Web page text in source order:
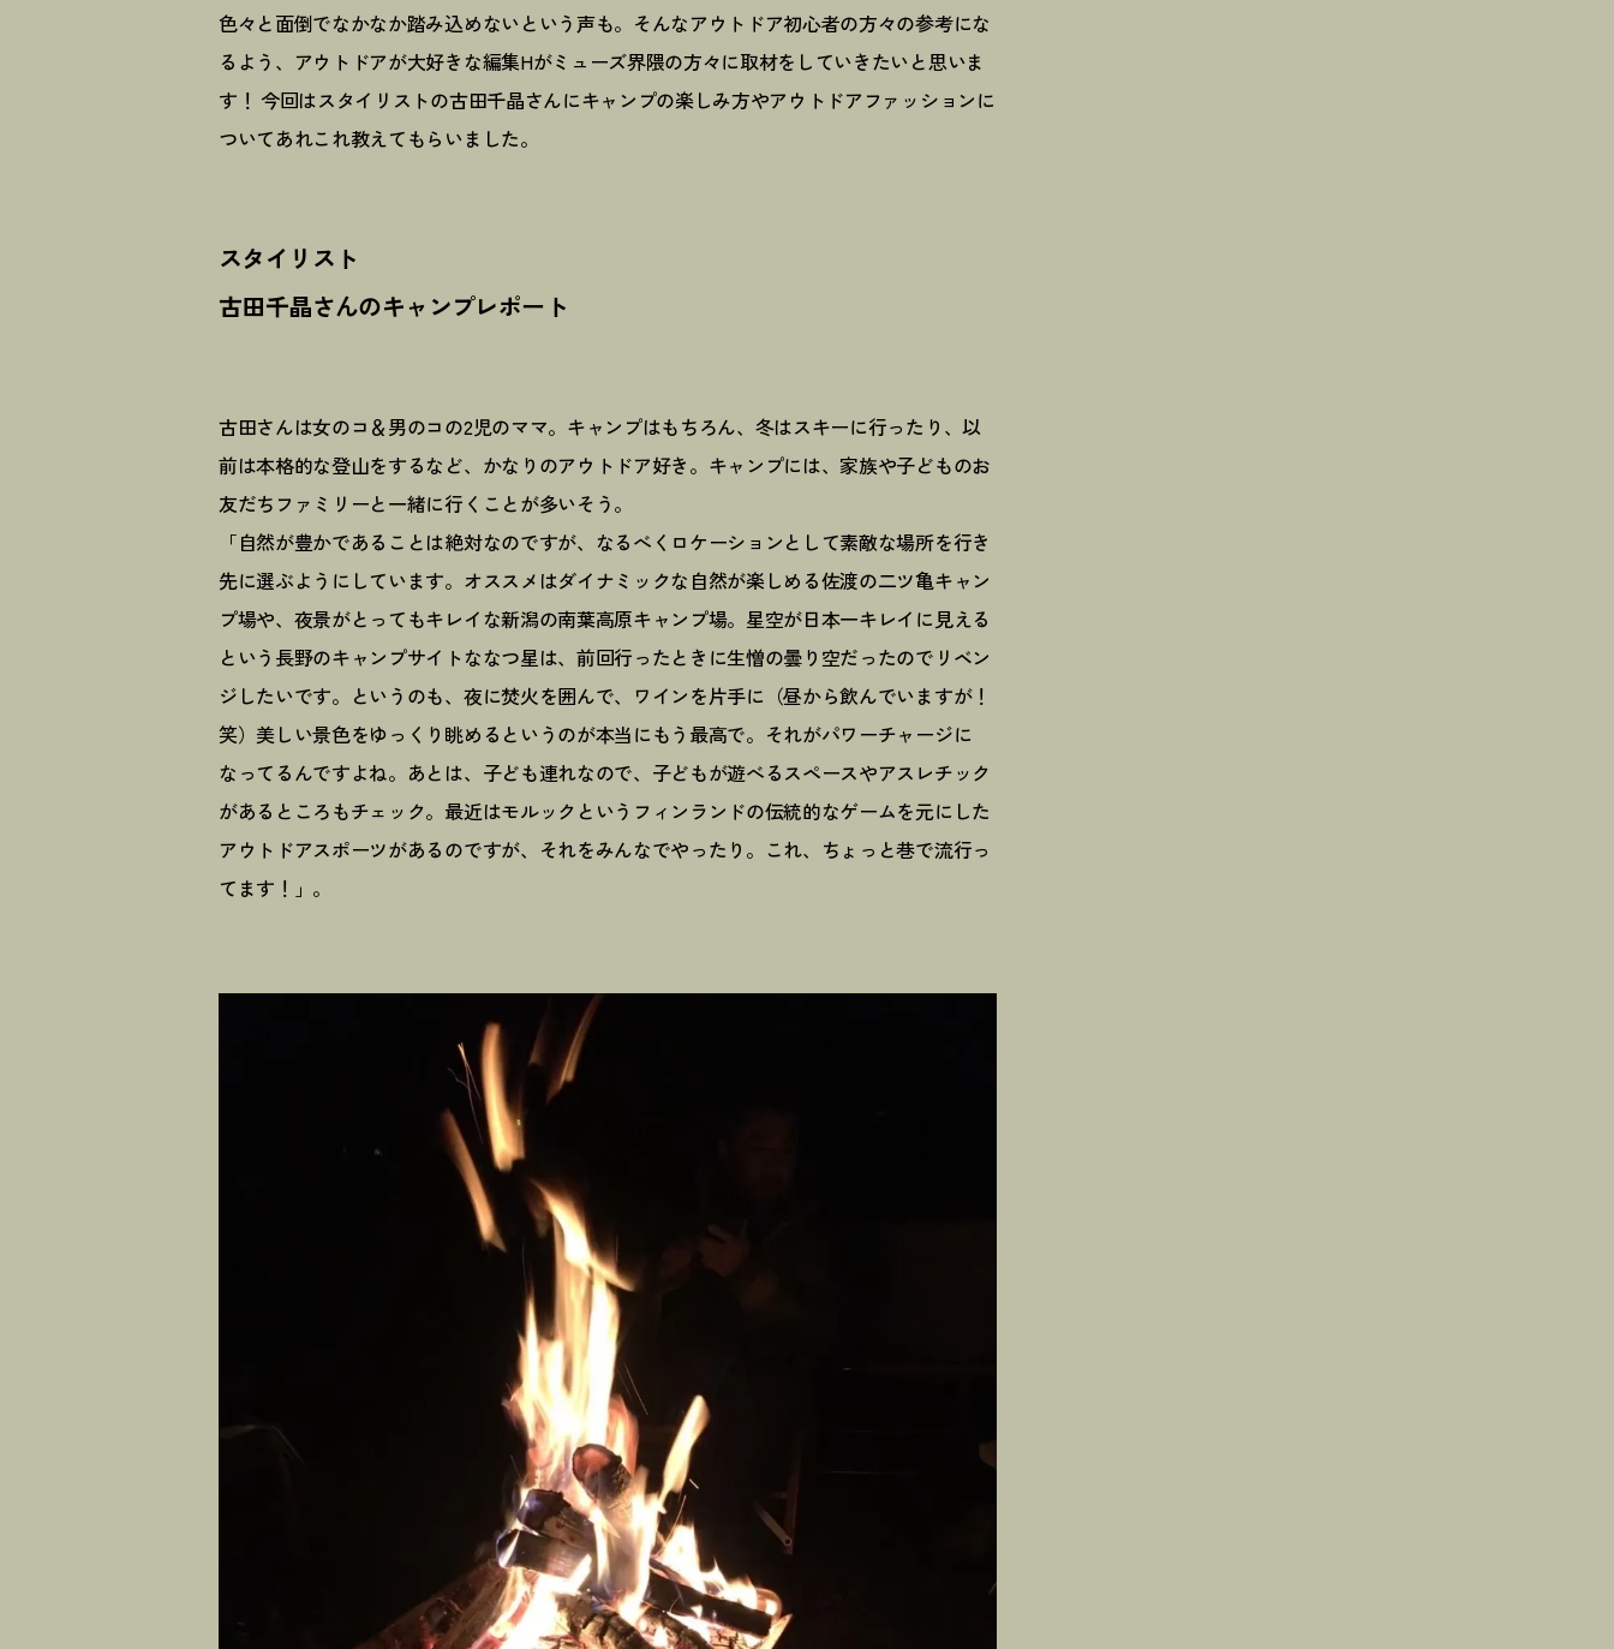
色々と面倒でなかなか踏み込めないという声も。そんなアウトドア初心者の方々の参考にな
るよう、アウトドアが大好きな編集Hがミューズ界隈の方々に取材をしていきたいと思いま
す ！ 今回はスタイリストの古田千晶さんにキャンプの楽しみ方やアウトドアファッションに
ついてあれこれ教えてもらいました。
スタイリスト
古田千晶さんのキャンプレポート
古田さんは女のコ＆男のコの2児のママ。キャンプはもちろん、冬はスキーに行ったり、以
前は本格的な登山をするなど、かなりのアウトドア好き。キャンプには、家族や子どものお
友だちファミリーと一緒に行くことが多いそう。
「自然が豊かであることは絶対なのですが、なるべくロケーションとして素敵な場所を行き
先に選ぶようにしています。オススメはダイナミックな自然が楽しめる佐渡の二ツ亀キャン
プ場や、夜景がとってもキレイな新潟の南葉高原キャンプ場。星空が日本一キレイに見える
という長野のキャンプサイトななつ星は、前回行ったときに生憎の曇り空だったのでリベン
ジしたいです。というのも、夜に焚火を囲んで、ワインを片手に（昼から飲んでいますが！
笑）美しい景色をゆっくり眺めるというのが本当にもう最高で。それがパワーチャージに
なってるんですよね。あとは、子ども連れなので、子どもが遊べるスペースやアスレチック
があるところもチェック。最近はモルックというフィンランドの伝統的なゲームを元にした
アウトドアスポーツがあるのですが、それをみんなでやったり。これ、ちょっと巷で流行っ
てます ！ 」。